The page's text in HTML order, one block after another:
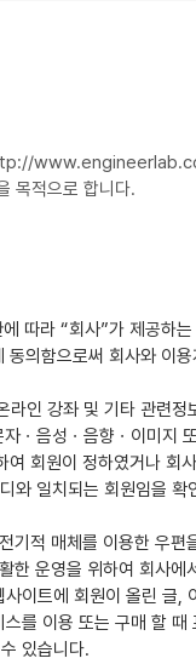
목적으로 합니다.
따라 “회사”가 제공하
의함으로써 회사와 이
인 강좌 및 기타 관련
ㆍ음성ㆍ음향ㆍ이미지
회원이 정하였거나 회
일치되는 회원임을
기적 매체를 이용한 우편
한 운영을 위하여 회사에
이트에 회원이 올린 글
를 이용 또는 구매 할
있습니다.